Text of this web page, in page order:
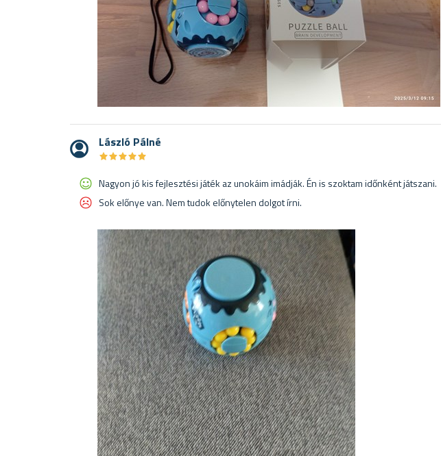
László Pálné
★★★★★
★★★★★
Nagyon jó kis fejlesztési játék az unokáim imádják. Én is szoktam időnként játszani.
Sok előnye van. Nem tudok előnytelen dolgot írni.